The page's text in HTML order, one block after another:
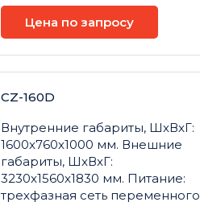
Цена по запросу
CZ-160D
Внутренние габариты, ШxВxГ:
1600x760x1000 мм. Внешние
габариты, ШxВxГ:
3230x1560x1830 мм. Питание:
трехфазная сеть переменного